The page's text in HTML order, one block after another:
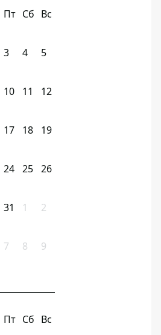
Пт Сб Вс
3 4 5
10 11 12
17 18 19
24 25 26
31 1 2
7 8 9
Пт Сб Вс